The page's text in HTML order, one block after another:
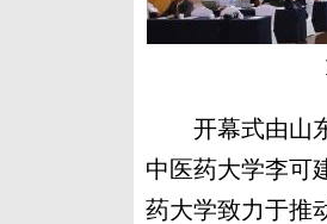
开幕式由山东
中医药大学李可
药大学致力于推